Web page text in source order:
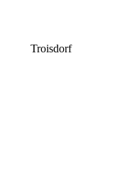
Troisdorf